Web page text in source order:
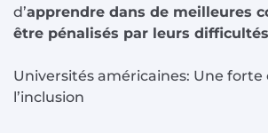
d’apprendre dans de meilleures
être pénalisés par leurs
Universités américaines: Une
l’inclusion